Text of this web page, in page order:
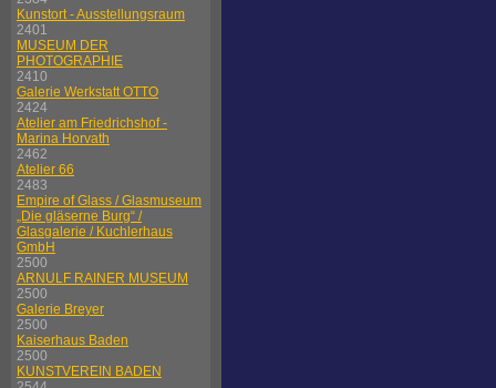
Kunstort - Ausstellungsraum
2401
MUSEUM DER
PHOTOGRAPHIE
2410
Galerie Werkstatt OTTO
2424
Atelier am Friedrichshof -
Marina Horvath
2462
Atelier 66
2483
Empire of Glass / Glasmuseum
„Die gläserne Burg“ /
Glasgalerie / Kuchlerhaus
GmbH
2500
ARNULF RAINER MUSEUM
2500
Galerie Breyer
2500
Kaiserhaus Baden
2500
KUNSTVEREIN BADEN